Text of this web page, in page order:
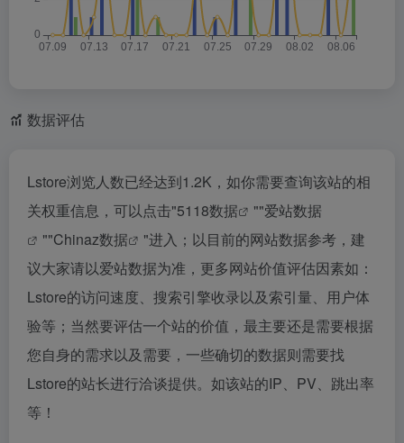
数据评估
Lstore浏览人数已经达到1.2K，如你需要查询该站的相
关权重信息，可以点击"5118数据 ""爱站数据
""Chinaz数据
"进入；以目前的网站数据参考，建
议大家请以爱站数据为准，更多网站价值评估因素如：
Lstore的访问速度、搜索引擎收录以及索引量、用户体
验等；当然要评估一个站的价值，最主要还是需要根据
您自身的需求以及需要，一些确切的数据则需要找
Lstore的站长进行洽谈提供。如该站的IP、PV、跳出率
等！